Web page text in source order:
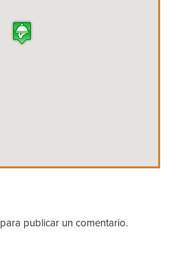
para publicar un comentario.